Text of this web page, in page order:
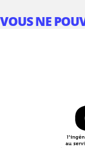
VOUS NE